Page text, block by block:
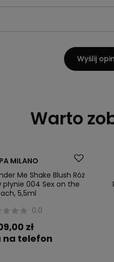
Wyślij
Warto
MILANO
Me Shake Blush Róż
004 Sex on the
5,5ml
0.0
zł
na telefon